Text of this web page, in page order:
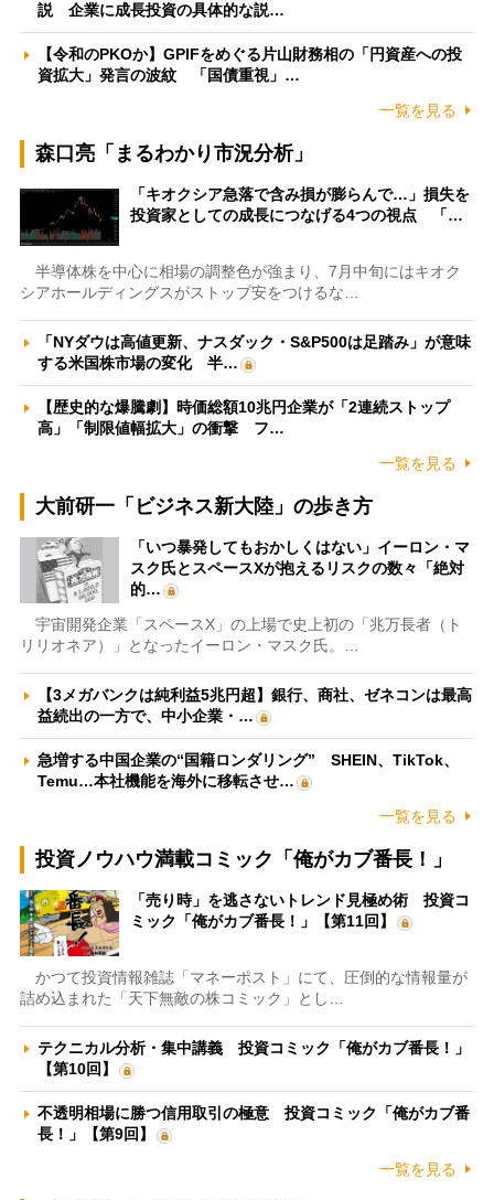
説 企業に成長投資の具体的な説…
【令和のPKOか】GPIFをめぐる片山財務相の「円資産への投
資拡大」発言の波紋 「国債重視」…
一覧を見る
森口亮「まるわかり市況分析」
「キオクシア急落で含み損が膨らんで…」損失を
投資家としての成長につなげる4つの視点 「…
半導体株を中心に相場の調整色が強まり、7月中旬にはキオク
シアホールディングスがストップ安をつけるな…
「NYダウは高値更新、ナスダック・S&P500は足踏み」が意味
する米国株市場の変化 半…
【歴史的な爆騰劇】時価総額10兆円企業が「2連続ストップ
高」「制限値幅拡大」の衝撃 フ…
一覧を見る
大前研一「ビジネス新大陸」の歩き方
「いつ暴発してもおかしくはない」イーロン・マ
スク氏とスペースXが抱えるリスクの数々「絶対
的…
宇宙開発企業「スペースX」の上場で史上初の「兆万長者（ト
リリオネア）」となったイーロン・マスク氏。…
【3メガバンクは純利益5兆円超】銀行、商社、ゼネコンは最高
益続出の一方で、中小企業・…
急増する中国企業の“国籍ロンダリング” SHEIN、TikTok、
Temu…本社機能を海外に移転させ…
一覧を見る
投資ノウハウ満載コミック「俺がカブ番長！」
「売り時」を逃さないトレンド見極め術 投資コ
ミック「俺がカブ番長！」【第11回】
かつて投資情報雑誌「マネーポスト」にて、圧倒的な情報量が
詰め込まれた「天下無敵の株コミック」とし…
テクニカル分析・集中講義 投資コミック「俺がカブ番長！」
【第10回】
不透明相場に勝つ信用取引の極意 投資コミック「俺がカブ番
長！」【第9回】
一覧を見る